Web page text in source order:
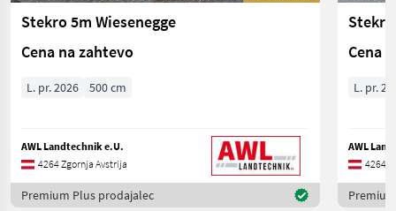
Stekro 5m Wiesenegge
Cena na zahtevo
L. pr. 2026 500 cm
AWL Landtechnik e.U.
4264 Zgornja Avstrija
Premium Plus prodajalec
Cena
L. pr.
AWL
4264